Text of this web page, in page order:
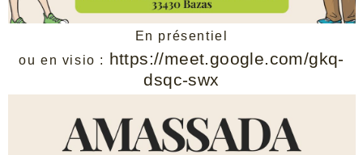
En présentiel
ou en visio : https://meet.google.com/gkq-
dsqc-swx